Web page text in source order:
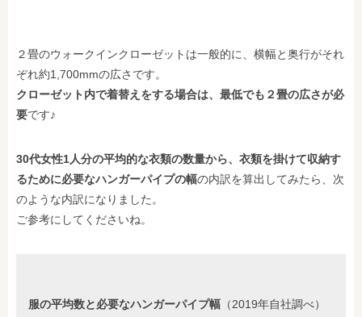
２畳のウォークインクローゼットは一般的に、横幅と奥行がそれ
ぞれ約1,700mmの広さです。
クローゼット内で着替えをする場合は、最低でも２畳の広さが必
要です♪
30代女性1人分の平均的な衣類の数量から、衣類を掛けて収納す
るために必要なハンガーパイプの幅の内訳を算出してみたら、次
のような内訳になりました。
ご参考にしてくださいね。
服の平均数と必要なハンガーパイプ幅 （2019年自社調べ）